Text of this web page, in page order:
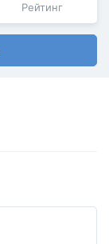
Рейтинг